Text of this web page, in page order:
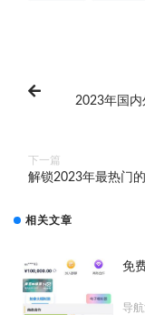
2023年国内
下一篇
解锁2023年最热门
相关文章
免
导